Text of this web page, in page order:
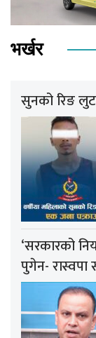
भर्खर
सुनको रिङ
‘सरकारको
पुगेन- रास्वपा